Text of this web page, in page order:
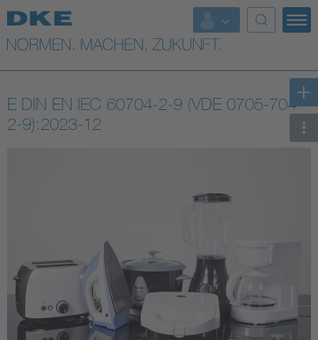
Top-Themen
VDE Fokusthemen
Digital Security
Mobility
E DIN EN IEC 60704-2-9 (VDE 0705-704-
2-9):2023-12